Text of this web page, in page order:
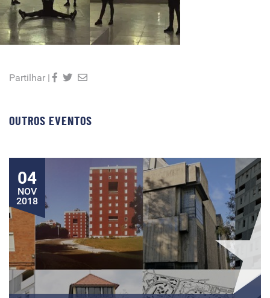
Partilhar |
OUTROS EVENTOS
04
NOV
2018